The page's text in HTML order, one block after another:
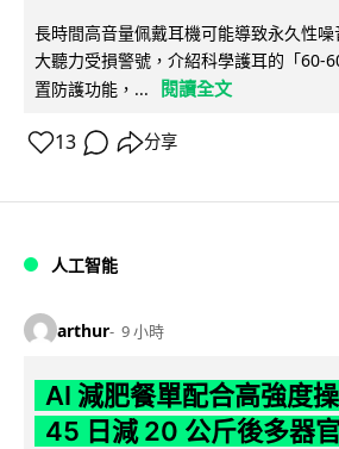
長時間高音量佩戴耳機可能導致永久性
大聽力受損警號，介紹科學護耳的「60-
置防護功能，...
閱讀全文
13 分享
人工智能
arthur 9 小時
AI 減肥餐單配合高強度
45 日減 20 公斤後多器